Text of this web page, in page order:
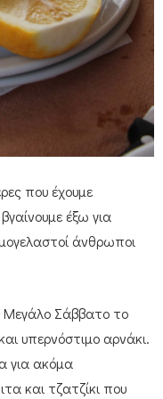
που έχουμε
έξω για
άνθρωποι
Μεγάλο Σάββατο το
υπερνόστιμο αρνάκι.
για ακόμα
και τζατζίκι που